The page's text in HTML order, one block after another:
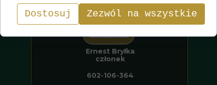
Ernest Bryłka
członek
602-106-364
Dostosuj Zezwól na wszystkie